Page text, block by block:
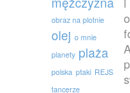
obraz na plotnie
olej o mnie
planety plaża
polska ptaki REJS
tancerze